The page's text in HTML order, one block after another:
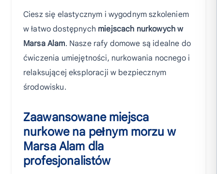
Ciesz się elastycznym i wygodnym szkoleniem
w łatwo dostępnych miejscach nurkowych w
Marsa Alam. Nasze rafy domowe są idealne do
ćwiczenia umiejętności, nurkowania nocnego i
relaksującej eksploracji w bezpiecznym
środowisku.
Zaawansowane miejsca
nurkowe na pełnym morzu w
Marsa Alam dla
profesjonalistów